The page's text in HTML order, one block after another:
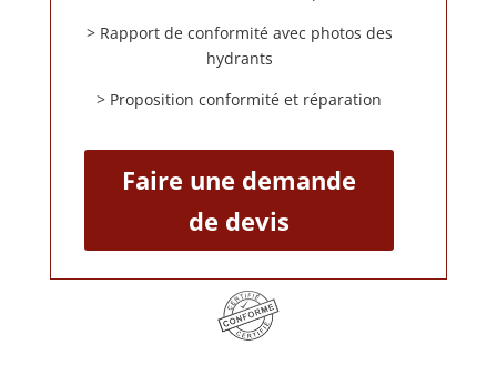
> Rapport de conformité avec photos des
hydrants
> Proposition conformité et réparation
Faire une demande
de devis